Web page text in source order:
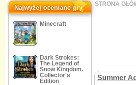
Najwyżej oceniane gry
Minecraft
Dark Strokes:
The Legend of
Snow Kingdom.
Collector's
Edition
STRONA
Summer